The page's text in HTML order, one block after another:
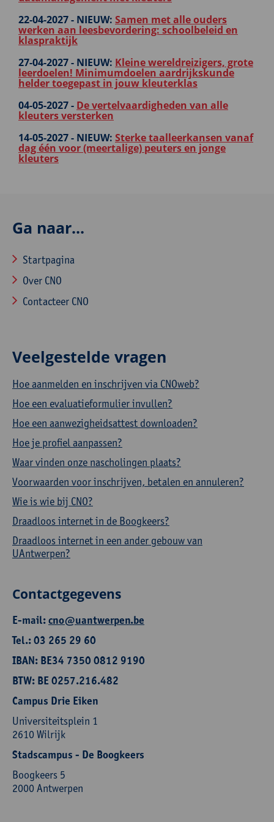
22-04-2027 - NIEUW: Samen met alle ouders
werken aan leesbevordering: schoolbeleid en
klaspraktijk
27-04-2027 - NIEUW: Kleine wereldreizigers, grote
leerdoelen! Minimumdoelen aardrijkskunde
helder toegepast in jouw kleuterklas
04-05-2027 - De vertelvaardigheden van alle
kleuters versterken
14-05-2027 - NIEUW: Sterke taalleerkansen vanaf
dag één voor (meertalige) peuters en jonge
kleuters
Ga naar...
Startpagina
Over CNO
Contacteer CNO
Veelgestelde vragen
Hoe aanmelden en inschrijven via CNOweb?
Hoe een evaluatieformulier invullen?
Hoe een aanwezigheidsattest downloaden?
Hoe je profiel aanpassen?
Waar vinden onze nascholingen plaats?
Voorwaarden voor inschrijven, betalen en annuleren?
Wie is wie bij CNO?
Draadloos internet in de Boogkeers?
Draadloos internet in een ander gebouw van
UAntwerpen?
Contactgegevens
E-mail:cno@uantwerpen.be
Tel.: 03 265 29 60
IBAN: BE34 7350 0812 9190
BTW: BE 0257.216.482
Campus Drie Eiken
Universiteitsplein 1
2610 Wilrijk
Stadscampus - De Boogkeers
Boogkeers 5
2000 Antwerpen